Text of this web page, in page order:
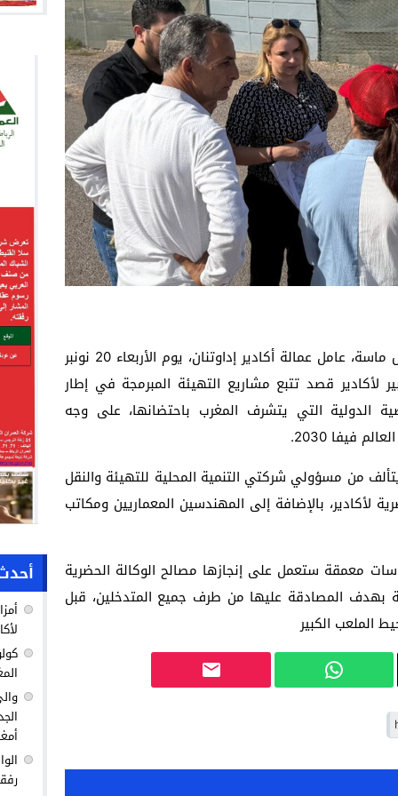
قام السيد سعيد أمزازي، والي جهة سوس ماسة، عامل عمالة أكادير إداوتنان، يوم الأربعاء 20 نونبر
لأكادير قصد تتبع مشاريع التهيئة المبرمجة في إطار
الدولية التي يتشرف المغرب باحتضانها، على وجه
من مسؤولي شركتي التنمية المحلية للتهيئة والنقل
لأكادير، بالإضافة إلى المهندسين المعماريين ومكاتب
معمقة ستعمل على إنجازها مصالح الوكالة الحضرية
بهدف المصادقة عليها من طرف جميع المتدخلين، قبل
الملعب الكبير